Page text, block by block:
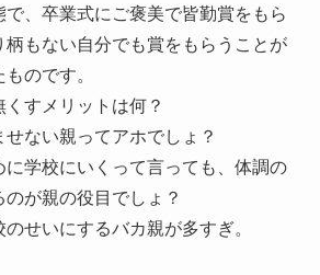
、卒業式にご褒美で皆勤賞をもら
柄もない自分でも賞をもらうことが
のです。
すメリットは何？
ない親ってアホでしょ？
学校にいくって言っても、体調の
が親の役目でしょ？
せいにするバカ親が多すぎ。